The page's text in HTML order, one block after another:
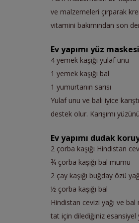
ve malzemeleri çırparak
vitamini bakımından son
Ev yapımı yüz maskesi
4 yemek kaşığı yulaf unu
1 yemek kaşığı bal
1 yumurtanın sarısı
Yulaf unu ve balı iyice
destek olur. Karışımı
Ev yapımı dudak
2 çorba kaşığı Hindistan
¾ çorba kaşığı bal mumu
2 çay kaşığı buğday özü
½ çorba kaşığı bal
Hindistan cevizi yağı ve
tat için dilediğiniz esansiyel